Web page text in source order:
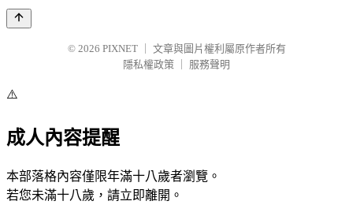
© 2026 PIXNET
文章與圖片權利屬原作者所有
隱私權政策
服務聲明
⚠️
成人內容提醒
本部落格內容僅限年滿十八歲者瀏覽。
若您未滿十八歲，請立即離開。